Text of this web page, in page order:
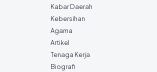
Kabar Daerah
Kebersihan
Agama
Artikel
Tenaga Kerja
Biografi